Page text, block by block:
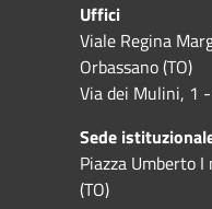
Uffici
Viale Regina
Orbassano (TO)
Via dei Mulini, 1
Sede
Piazza Umberto
(TO)